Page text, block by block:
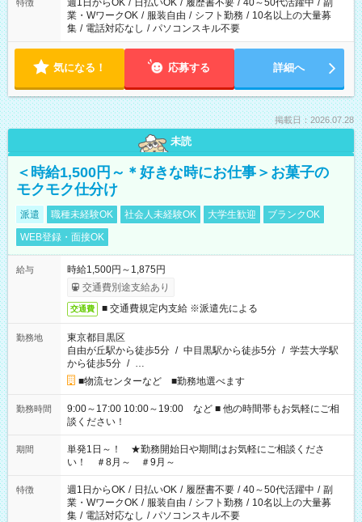
特徴 週1日からOK / 日払いOK / 履歴書不要 / 40～50代活躍中 / 副
業・WワークOK / 服装自由 / シフト勤務 / 10名以上の大量募
集 / 電話対応なし / パソコンスキル不要
気になる！ 応募する 詳細へ
掲載日：2026.07.28
未読
＜時給1,500円～＊好きな時にお仕事＞お菓子の
モクモク仕分け
派遣 職種未経験OK 社会人未経験OK 大学生歓迎
ブランクOK
WEB登録・面接OK
給与
時給1,500円～1,875円
交通費別途支給あり
交通費 ■ 交通費規定内支給 ※派遣先による
勤務地
東京都目黒区
自由が丘駅から徒歩5分 / 中目黒駅から徒歩5分 / 学芸大学駅
から徒歩5分 / …
■物流センターなど ■勤務地選べます
勤務時間
9:00～17:00 10:00～19:00 など ■ 他の時間帯もお気軽にご相
談ください！
期間
単発1日～！ ★勤務開始日や期間はお気軽にご相談くださ
い！ ＃8月～ ＃9月～
特徴 週1日からOK / 日払いOK / 履歴書不要 / 40～50代活躍中 / 副
業・WワークOK / 服装自由 / シフト勤務 / 10名以上の大量募
集 / 電話対応なし / パソコンスキル不要